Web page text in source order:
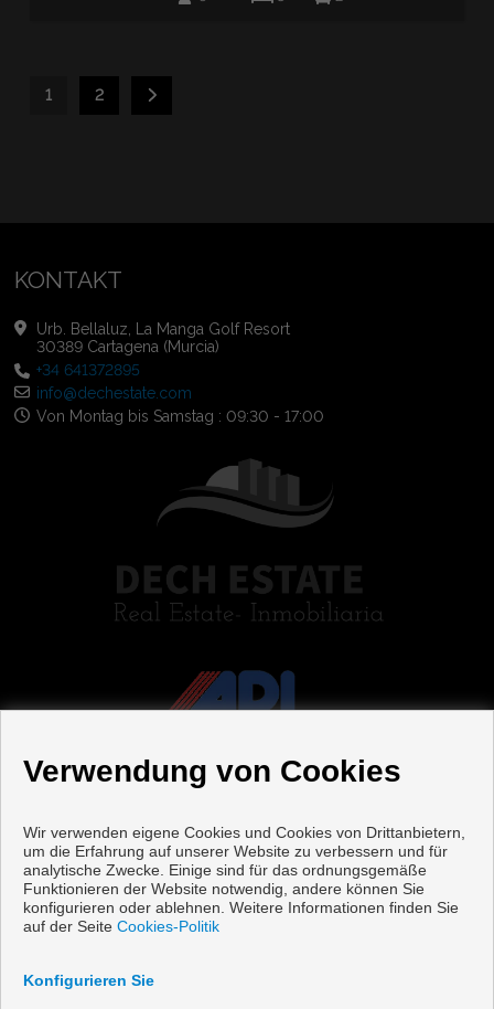
1 2
KONTAKT
Urb. Bellaluz, La Manga Golf Resort
30389 Cartagena (Murcia)
+34 641372895
info@dechestate.com
Von Montag bis Samstag : 09:30 - 17:00
Häuser zum verkauf in Pilar de la Horadada
datenschutzgesetz
Verwendung von Cookies
Wir verwenden eigene Cookies und Cookies von Drittanbietern,
um die Erfahrung auf unserer Website zu verbessern und für
analytische Zwecke. Einige sind für das ordnungsgemäße
Funktionieren der Website notwendig, andere können Sie
konfigurieren oder ablehnen. Weitere Informationen finden Sie
auf der Seite Cookies-Politik
Konfigurieren Sie